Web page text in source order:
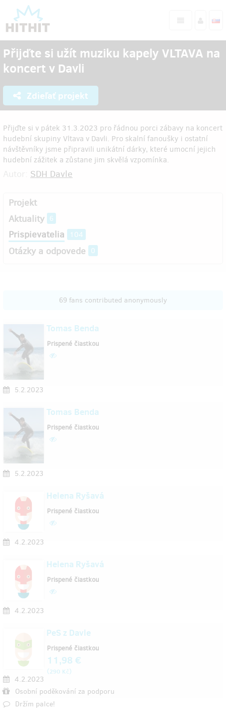
Přijďte si užít muziku kapely VLTAVA na
koncert v Davli
Zdieľať projekt
Přijďte si v pátek 31.3.2023 pro řádnou porci zábavy na koncert
hudební skupiny Vltava v Davli. Pro skalní fanoušky i ostatní
návštěvníky jsme připravili unikátní dárky, které umocní jejich
hudební zážitek a zůstane jim skvělá vzpomínka.
SDH Davle
Projekt
Aktuality 6
Prispievatelia 104
Otázky a odpovede 0
69 fans contributed anonymously
Tomas Benda
5.2.2023
Prispené čiastkou
Tomas Benda
5.2.2023
Prispené čiastkou
Helena Ryšavá
4.2.2023
Prispené čiastkou
Helena Ryšavá
4.2.2023
Prispené čiastkou
PeS z Davle
4.2.2023
Osobní poděkování za podporu
Držím palce!
Prispené čiastkou
11,98 €
(290 Kč)